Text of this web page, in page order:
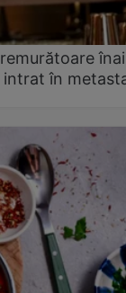
intrat în